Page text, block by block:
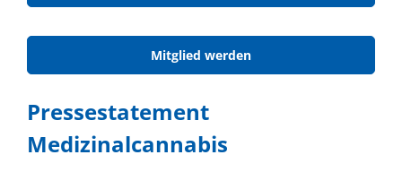
Mitglied werden
Pressestatement
Medizinalcannabis